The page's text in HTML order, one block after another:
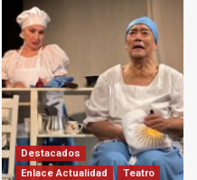
Destacados
Enlace Actualidad
Teatro